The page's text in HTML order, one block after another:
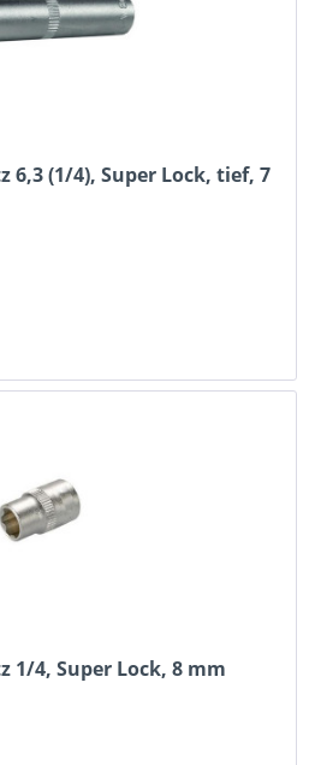
6,3 (1/4), Super Lock, tief, 7
1/4, Super Lock, 8 mm